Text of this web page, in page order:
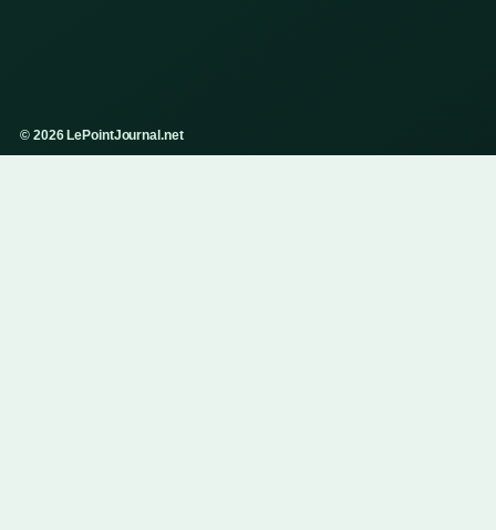
© 2026 LePointJournal.net